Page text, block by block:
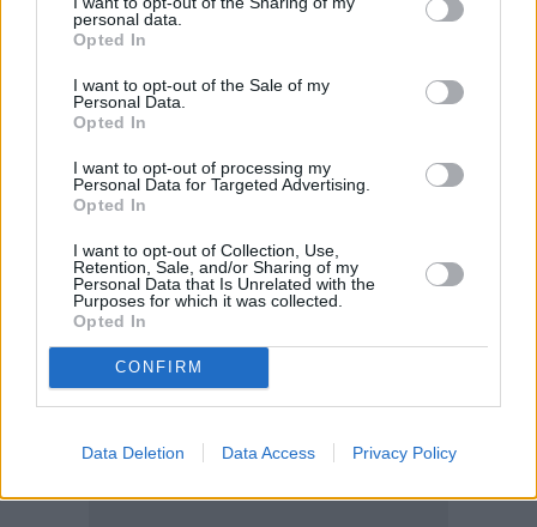
personal data.
Opted In
I want to opt-out of the Sale of my
Personal Data.
Opted In
I want to opt-out of processing my
Personal Data for Targeted Advertising.
Opted In
I want to opt-out of Collection, Use,
Retention, Sale, and/or Sharing of my
Personal Data that Is Unrelated with the
Purposes for which it was collected.
Opted In
CONFIRM
Data Deletion Data Access Privacy Policy
δήμαρχος Ωραιοκάστρου Παντελής Τσακίρης είπε ότι
«στην περιοχή του οικισμού τα πράγματα είναι
πάρα πολύ άσχημα